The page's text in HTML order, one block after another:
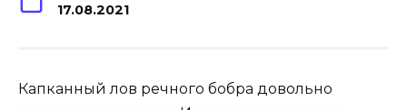
17.08.2021
Капканный лов речного бобра довольно